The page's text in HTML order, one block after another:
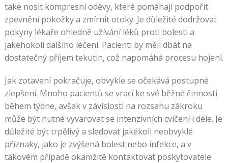
také nosit kompresní oděvy, které pomáhají podpořit
zpevnění pokožky a zmírnit otoky. Je důležité dodržovat
pokyny lékaře ohledně užívání léků proti bolesti a
jakéhokoli dalšího léčení. Pacienti by měli dbát na
dostatečný příjem tekutin, což napomáhá procesu hojení.
Jak zotavení pokračuje, obvykle se očekává postupné
zlepšení. Mnoho pacientů se vrací ke své běžné činnosti
během týdne, avšak v závislosti na rozsahu zákroku
může být nutné vyvarovat se intenzivních cvičení i déle. Je
důležité být trpělivý a sledovat jakékoli neobvyklé
příznaky, jako je zvýšená bolest nebo infekce, a v
takovém případě okamžitě kontaktovat poskytovatele